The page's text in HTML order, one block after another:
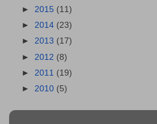
► 2015 (11)
► 2014 (23)
► 2013 (17)
► 2012 (8)
► 2011 (19)
► 2010 (5)